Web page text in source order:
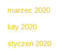
marzec 2020
luty 2020
styczeń 2020